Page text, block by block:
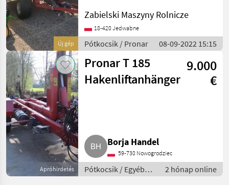
Új gép
rakományok szállítására
tervezték. Az utánfutó 8
tonnás teherbírású, háro
Zabielski Maszyny Rolnicze
18-420 Jedwabne
Pótkocsik / Pronar 08-09-2022 15:15
Apróhirdetés
Pronar T 185
Hakenliftanhänger
9.000
€
Borja Handel
59-730 Nowogrodziec
Pótkocsik / Egyéb
pótkocsik
2 hónap online